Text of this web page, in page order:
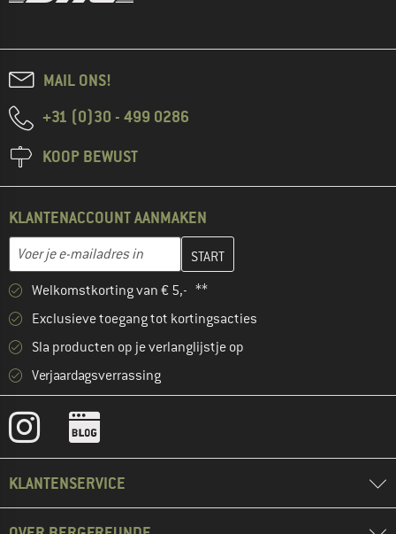
MAIL ONS!
+31 (0)30 - 499 0286
KOOP BEWUST
KLANTENACCOUNT AANMAKEN
E-mailadres
Vul je e-mailadres hier in en maak in de volgende stap je
Welkomstkorting van € 5,- **
Exclusieve toegang tot kortingsacties
Sla producten op je verlanglijstje op
Verjaardagsverrassing
KLANTENSERVICE